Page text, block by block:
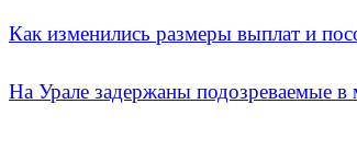
Как изменились размеры выплат и
На Урале задержаны подозреваемые в